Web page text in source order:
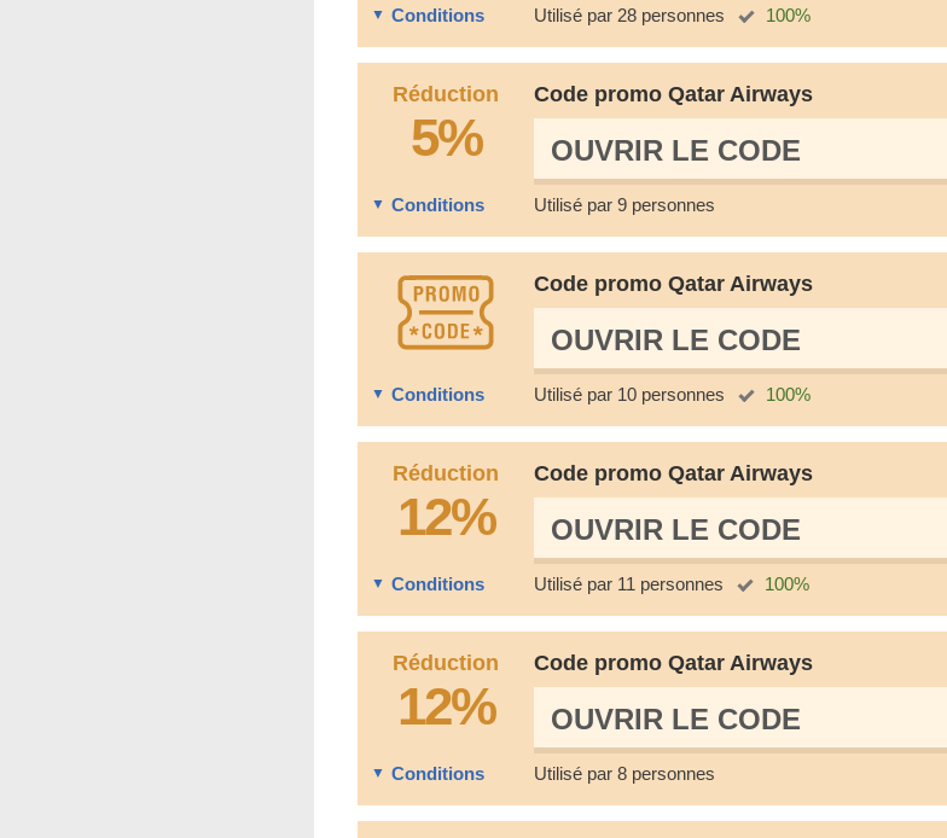
Conditions Utilisé par 28 personnes 100%
Réduction
5%
Code promo Qatar Airways
OUVRIR LE СODE
Conditions Utilisé par 9 personnes
Code promo Qatar Airways
OUVRIR LE СODE
Conditions Utilisé par 10 personnes 100%
Réduction
12%
Code promo Qatar Airways
OUVRIR LE СODE
Conditions Utilisé par 11 personnes 100%
Réduction
12%
Code promo Qatar Airways
OUVRIR LE СODE
Conditions Utilisé par 8 personnes